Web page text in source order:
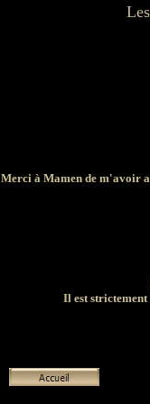
Merci à Mamen de m'avoir
Il est